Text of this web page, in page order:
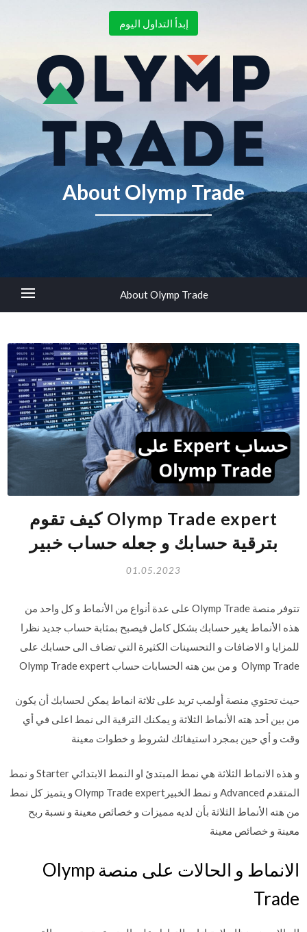
إبدأ التداول اليوم
About Olymp Trade
About Olymp Trade
Olymp Trade expert كيف تقوم
بترقية حسابك و جعله حساب خبير
01.05.2023
تتوفر منصة Olymp Trade على عدة أنواع من الأنماط و كل واحد من
هذه الأنماط يغير حسابك بشكل كامل فيصبح بمثابة حساب جديد نظرا
للمزايا و الاضافات و التحسينات الكثيرة التي تضاف الى حسابك على
Olymp Trade و من بين هته الحسابات حساب Olymp Trade expert
حيث تحتوي منصة أولمب تريد على ثلاثة انماط يمكن لحسابك أن يكون
من بين أحد هته الأنماط الثلاثة و يمكنك الترقية الى نمط اعلى في أي
وقت و أي حين بمجرد استيفائك لشروط و خطوات معينة
و هذه الانماط الثلاثة هي نمط المبتدئ او النمط الابتدائي Starter و نمط
المتقدم Advanced و نمط الخبيرOlymp Trade expert و يتميز كل نمط
من هته الأنماط الثلاثة بأن لديه مميزات و خصائص معينة و نسبة ربح
معينة و خصائص معينة
الانماط و الحالات على منصة Olymp
Trade